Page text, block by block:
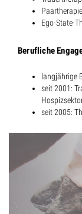
Ego-State-
Berufliche
langjährige
seit 2001:
seit 2005: